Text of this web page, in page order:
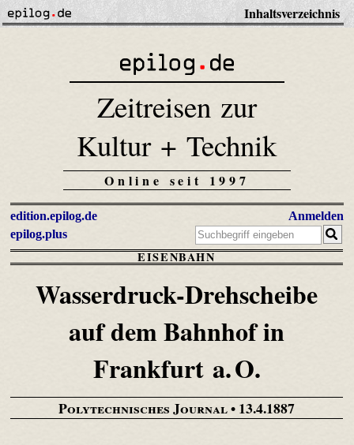
Inhaltsverzeichnis
Zeitreisen zur
Kultur + Technik
Online seit 1997
edition.epilog.de
epilog.plus
Anmelden
EISENBAHN
Wasserdruck-Drehscheibe
auf dem Bahnhof in
Frankfurt a. O.
Polytechnisches Journal• 13.4.1887